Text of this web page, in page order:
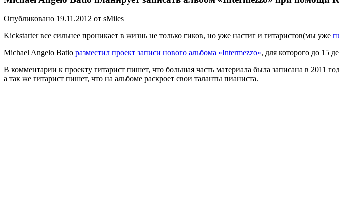
Опубликовано 19.11.2012 от sMiles
Kickstarter все сильнее проникает в жизнь не только гиков, но уже настиг и гитаристов(мы уже
Michael Angelo Batio разместил проект записи нового альбома «Intermezzo», для которого до 15
В комментарии к проекту гитарист пишет, что большая часть материала была записана в 2011
а так же гитарист пишет, что на альбоме раскроет свои таланты пианиста.